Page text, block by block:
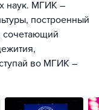
наук. МГИК –
построенный
сочетающий
во МГИК –